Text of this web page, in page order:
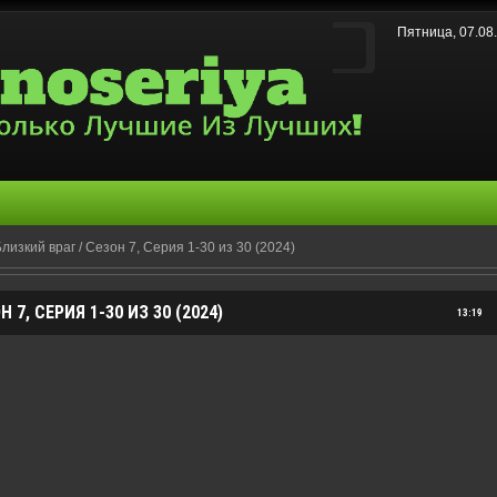
Пятница,
враг / Сезон 7, Серия 1-30 из 30 (2024)
13:19
СЕРИЯ 1-30 ИЗ 30 (2024)